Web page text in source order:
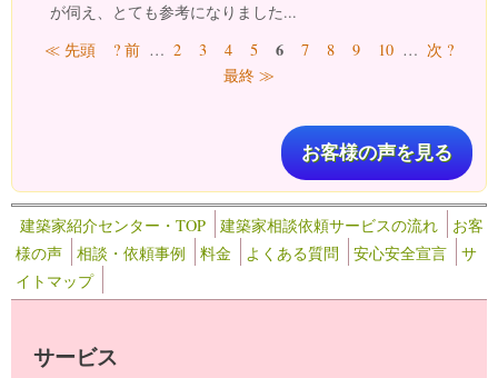
が伺え、とても参考になりました...
ページ
≪ 先頭 ? 前 … 2 3 4 5 6 7 8 9 10 … 次 ?
最終 ≫
お客様の声を見る
建築家紹介センター・TOP 建築家相談依頼サービスの流れ
お客
様の声
相談・依頼事例 料金 よくある質問 安心安全宣言
サ
イトマップ
サービス